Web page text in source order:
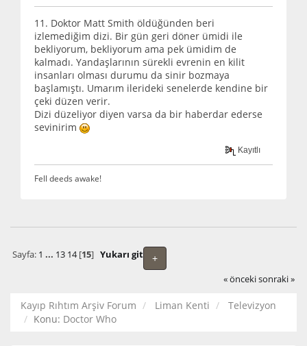
11. Doktor Matt Smith öldüğünden beri
izlemediğim dizi. Bir gün geri döner ümidi ile
bekliyorum, bekliyorum ama pek ümidim de
kalmadı. Yandaşlarının sürekli evrenin en kilit
insanları olması durumu da sinir bozmaya
başlamıştı. Umarım ilerideki senelerde kendine bir
çeki düzen verir.
Dizi düzeliyor diyen varsa da bir haberdar ederse
sevinirim
Kayıtlı
Fell deeds awake!
+
Sayfa: 1 ... 13 14[15] Yukarı git
« önceki sonraki »
Kayıp Rıhtım Arşiv Forum Liman Kenti
Televizyon
Konu: Doctor Who